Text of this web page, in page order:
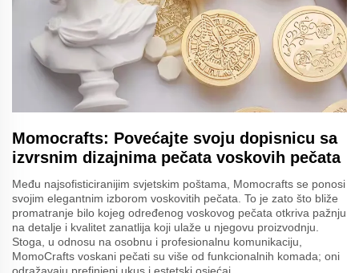
Momocrafts: Povećajte svoju dopisnicu sa
izvrsnim dizajnima pečata voskovih pečata
Među najsofisticiranijim svjetskim poštama, Momocrafts se ponosi
svojim elegantnim izborom voskovitih pečata. To je zato što bliže
promatranje bilo kojeg određenog voskovog pečata otkriva pažnju
na detalje i kvalitet zanatlija koji ulaže u njegovu proizvodnju.
Stoga, u odnosu na osobnu i profesionalnu komunikaciju,
MomoCrafts voskani pečati su više od funkcionalnih komada; oni